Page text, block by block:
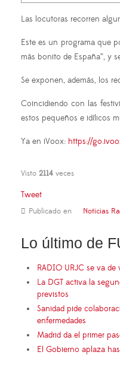
Las locutoras recorren
Este es un programa que
más bonito de España”, y
Se exponen, además, los
Coincidiendo con las
estos pequeños e idílicos
Ya en iVoox: https://
Visto 2114 veces
Tweet
Publicado en Noticias
Lo último de
RADIO URJC se va
La DGT activa la
previstos
Sanidad pide
enfermedades
Madrid da el primer
El Gobierno aplaza